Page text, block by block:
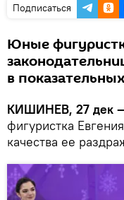
Подписаться
Юные
в
КИШИНЕВ, 27 дек
фигуристка
качества ее